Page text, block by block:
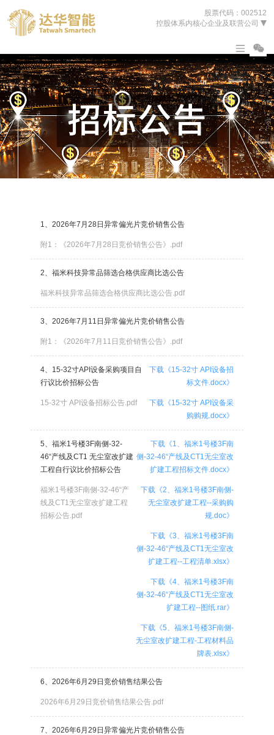
股票代码：002512
控股体系内核心企业及联营公司
1、2026年7月28日异常偏光片竞价销售公告
附1：《2026年7月28日竞价销售公告》.pdf
2、福米科技异常品筛选合格供应商比选公告
福米科技异常品筛选合格供应商比选公告.pdf
3、2026年7月11日异常偏光片竞价销售公告
附1：《2026年7月11日竞价销售公告》.pdf
4、15-32寸API设备采购项目自
行议比价招标公告
15-32寸 API设备招标公告.pdf
下载《15-32寸 API设备招
标文件.docx》
下载《15-32寸 API设备采
购购规.docx》
5、福米1号楼3F南侧-32-
46“产线及CT1 无尘室改扩建
工程自行议比价招标公告
福米1号楼3F南侧-32-46“产
线及CT1无尘室改扩建工程
招标公告.pdf
下载《1、福米1号楼3F南
侧-32-46“产线及CT1无尘室改
扩建工程招标文件.docx》
下载《2、福米1号楼3F南侧-
无尘室改扩建工程--采购购
规.doc》
下载《3、福米1号楼3F南
侧-32-46“产线及CT1无尘室改
扩建工程--工程清单.xlsx》
下载《4、福米1号楼3F南
侧-32-46“产线及CT1无尘室改
扩建工程--图纸.rar》
下载《5、福米1号楼3F南侧-
无尘室改扩建工程-工程材料品
牌表.xlsx》
6、2026年6月29日竞价销售结果公告
2026年6月29日竞价销售结果公告.pdf
7、2026年6月29日异常偏光片竞价销售公告